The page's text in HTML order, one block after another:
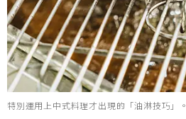
特別運用上中式料理才出現的「油淋技巧」。